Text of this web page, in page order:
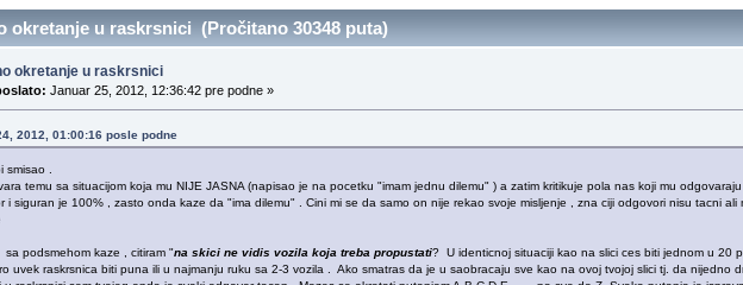
okretanje u raskrsnici (Pročitano 30348 puta)
okretanje u raskrsnici
Januar 25, 2012, 12:36:42 pre podne »
2012, 01:00:16 posle podne
smisao .
temu sa situacijom koja mu NIJE JASNA (napisao je na pocetku "imam jednu dilemu" ) a zatim kritikuje pola nas koji mu
i siguran je 100% , zasto onda kaze da "ima dilemu" . Cini mi se da samo on nije rekao svoje misljenje , zna ciji odgovori nisu tacni
podsmehom kaze , citiram "na skici ne vidis vozila koja treba propustati? U identicnoj situaciji kao na slici ces biti jednom u 20
uvek raskrsnica biti puna ili u najmanju ruku sa 2-3 vozila . Ako smatras da je u saobracaju sve kao na ovoj tvojoj slici tj. da nijedno